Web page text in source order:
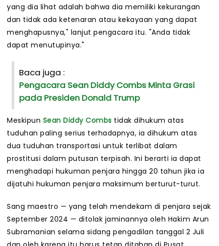
yang dia lihat adalah bahwa dia memiliki kekurangan
dan tidak ada ketenaran atau kekayaan yang dapat
menghapusnya," lanjut pengacara itu. "Anda tidak
dapat menutupinya."
Baca juga :
Pengacara Sean Diddy Combs Minta Grasi
pada Presiden Donald Trump
Meskipun Sean Diddy Combs tidak dihukum atas
tuduhan paling serius terhadapnya, ia dihukum atas
dua tuduhan transportasi untuk terlibat dalam
prostitusi dalam putusan terpisah. Ini berarti ia dapat
menghadapi hukuman penjara hingga 20 tahun jika ia
dijatuhi hukuman penjara maksimum berturut-turut.
Sang maestro — yang telah mendekam di penjara sejak
September 2024 — ditolak jaminannya oleh Hakim Arun
Subramanian selama sidang pengadilan tanggal 2 Juli